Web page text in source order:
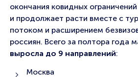
окончания ковидных
и продолжает расти вместе с
потоком и расширением
россиян. Всего за полтора года
выросла до 9 направлений:
Москва